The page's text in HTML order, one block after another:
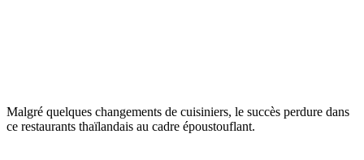
Malgré quelques changements de cuisiniers, le succès perdure dans
ce restaurants thaïlandais au cadre époustouflant.